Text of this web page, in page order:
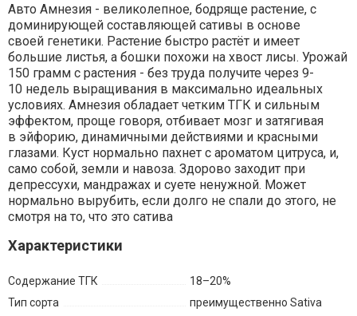
Авто Амнезия - великолепное, бодряще растение, c
доминирующей составляющей сативы в основе
своей генетики. Растение быстро растёт и имеет
большие листья, а бошки похожи на хвост лисы. Урожай
150 грамм с растения - без труда получите через 9-
10 недель выращивания в максимально идеальных
условиях. Амнезия обладает четким ТГК и сильным
эффектом, проще говоря, отбивает мозг и затягивая
в эйфорию, динамичными действиями и красными
глазами. Куст нормально пахнет с ароматом цитруса, и,
само собой, земли и навоза. Здорово заходит при
депрессухи, мандражах и суете ненужной. Может
нормально вырубить, если долго не спали до этого, не
смотря на то, что это сатива
Характеристики
Содержание ТГК
18–20%
Тип сорта
преимущественно Sativa